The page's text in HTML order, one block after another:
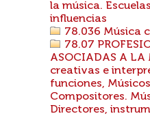
la música.
influencias
78.036 Música
78.07
ASOCIADAS A LA
creativas e
funciones,
Compositores.
Directores,